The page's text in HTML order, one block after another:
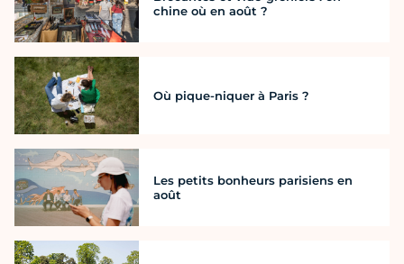
chine où en août ?
Où pique-niquer à Paris ?
Les petits bonheurs parisiens en
août